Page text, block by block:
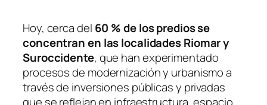
Hoy, cerca del 60 % de los predios se
concentran en las localidades Riomar y
Suroccidente, que han experimentado
procesos de modernización y urbanismo a
través de inversiones públicas y privadas